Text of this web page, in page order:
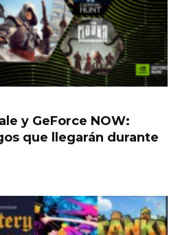
y GeForce NOW:
que llegarán durante